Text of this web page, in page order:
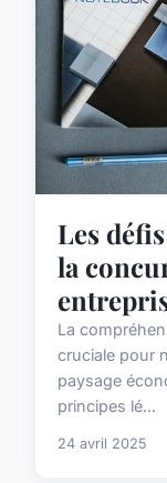
Les
la
La
cruciale pour
paysage
principes lé...
24 avril 2025